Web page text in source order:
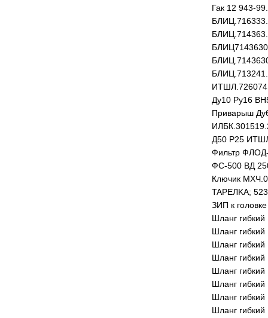
Гак 12 943-
Ду10 Ру16
Приварыш
Д50 Р25
Фильтр
ФC-500 ВД
Ключик
TAPEЛKA;
ЗИП к
Шланг
Шланг
Шланг
Шланг
Шланг
Шланг
Шланг
Шланг